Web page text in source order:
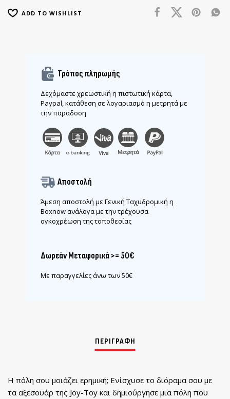
ADD TO WISHLIST
Τρόπος πληρωμής
Δεχόμαστε χρεωστική η πιστωτική κάρτα,
Paypal, κατάθεση σε λογαριασμό η μετρητά με
την παράδοση
Αποστολή
Άμεση αποστολή με Γενική Ταχυδρομική η
Boxnow ανάλογα με την τρέχουσα
ογκοχρέωση της τοποθεσίας
Δωρεάν Μεταφορικά >= 50€
Με παραγγελίες άνω των 50€
Η πόλη σου μοιάζει ερημική; Ενίσχυσε το διόραμα σου με
τα αξεσουάρ της Joy-Toy και δημιούργησε μια πόλη που